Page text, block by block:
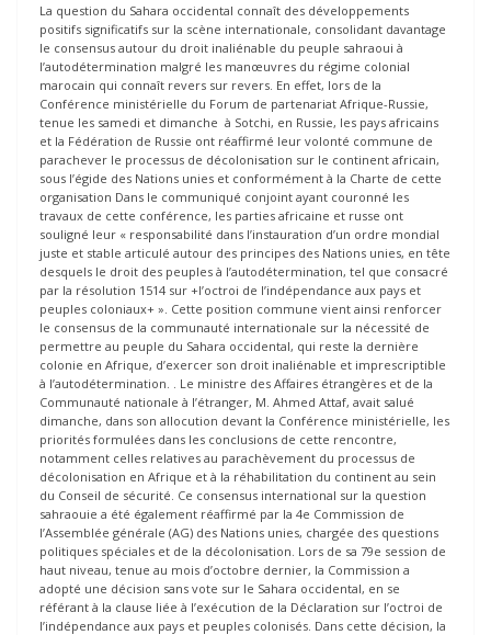
La question du Sahara occidental connaît des développements
positifs significatifs sur la scène internationale, consolidant davantage
le consensus autour du droit inaliénable du peuple sahraoui à
l’autodétermination malgré les manœuvres du régime colonial
marocain qui connaît revers sur revers. En effet, lors de la
Conférence ministérielle du Forum de partenariat Afrique-Russie,
tenue les samedi et dimanche à Sotchi, en Russie, les pays africains
et la Fédération de Russie ont réaffirmé leur volonté commune de
parachever le processus de décolonisation sur le continent africain,
sous l’égide des Nations unies et conformément à la Charte de cette
organisation Dans le communiqué conjoint ayant couronné les
travaux de cette conférence, les parties africaine et russe ont
souligné leur « responsabilité dans l’instauration d’un ordre mondial
juste et stable articulé autour des principes des Nations unies, en tête
desquels le droit des peuples à l’autodétermination, tel que consacré
par la résolution 1514 sur +l’octroi de l’indépendance aux pays et
peuples coloniaux+ ». Cette position commune vient ainsi renforcer
le consensus de la communauté internationale sur la nécessité de
permettre au peuple du Sahara occidental, qui reste la dernière
colonie en Afrique, d’exercer son droit inaliénable et imprescriptible
à l’autodétermination. . Le ministre des Affaires étrangères et de la
Communauté nationale à l’étranger, M. Ahmed Attaf, avait salué
dimanche, dans son allocution devant la Conférence ministérielle, les
priorités formulées dans les conclusions de cette rencontre,
notamment celles relatives au parachèvement du processus de
décolonisation en Afrique et à la réhabilitation du continent au sein
du Conseil de sécurité. Ce consensus international sur la question
sahraouie a été également réaffirmé par la 4e Commission de
l’Assemblée générale (AG) des Nations unies, chargée des questions
politiques spéciales et de la décolonisation. Lors de sa 79e session de
haut niveau, tenue au mois d’octobre dernier, la Commission a
adopté une décision sans vote sur le Sahara occidental, en se
référant à la clause liée à l’exécution de la Déclaration sur l’octroi de
l’indépendance aux pays et peuples colonisés. Dans cette décision, la